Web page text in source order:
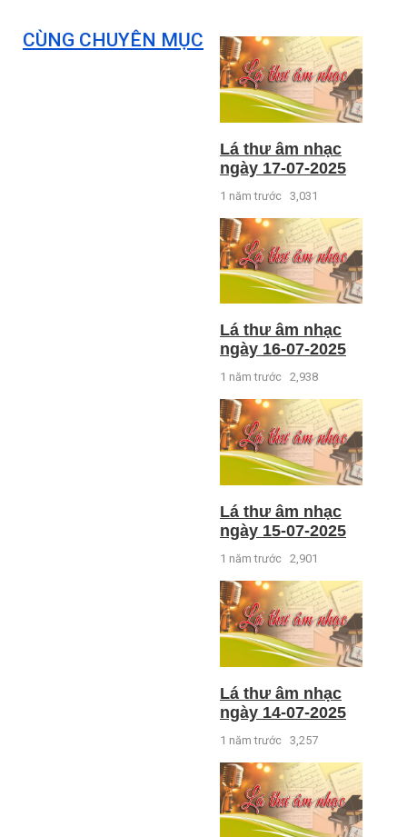
CÙNG CHUYÊN MỤC
Lá thư âm nhạc
ngày 17-07-2025
1 năm trước 3,031
Lá thư âm nhạc
ngày 16-07-2025
1 năm trước 2,938
Lá thư âm nhạc
ngày 15-07-2025
1 năm trước 2,901
Lá thư âm nhạc
ngày 14-07-2025
1 năm trước 3,257